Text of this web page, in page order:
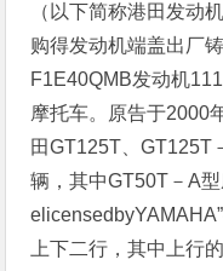
（以下简称港田发动
购得发动机端盖出厂
F1E40QMB发动机
摩托车。原告于2000
田GT125T、GT125T
辆，其中GT50T－A
上下二行，其中上行